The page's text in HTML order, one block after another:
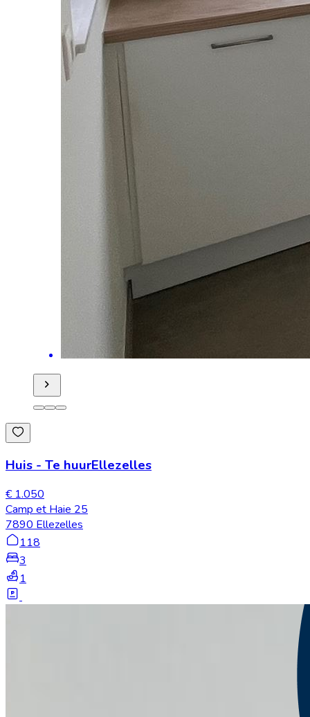
Huis - Te huurEllezelles
€ 1.050
Camp et Haie 25
7890 Ellezelles
118
3
1